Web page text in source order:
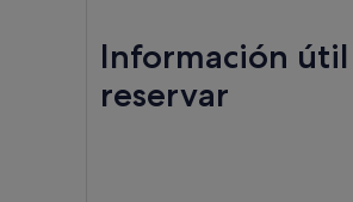
Información útil
reservar